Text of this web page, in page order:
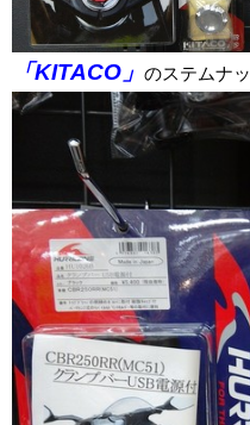
「KITACO」 のステムナ